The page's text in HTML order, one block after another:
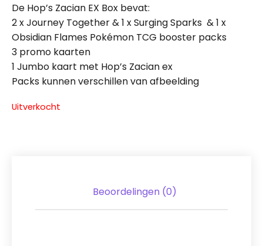
De Hop’s Zacian EX Box bevat:
2 x Journey Together & 1 x Surging Sparks & 1 x
Obsidian Flames Pokémon TCG booster packs
3 promo kaarten
1 Jumbo kaart met Hop’s Zacian ex
Packs kunnen verschillen van afbeelding
Uitverkocht
Beoordelingen (0)